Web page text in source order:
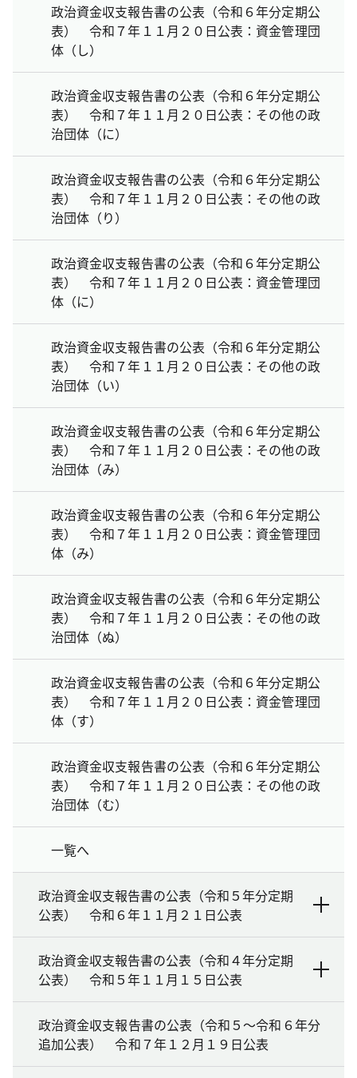
政治資金収支報告書の公表（令和６年分定期公
表） 令和７年１１月２０日公表：資金管理団
体（し）
政治資金収支報告書の公表（令和６年分定期公
表） 令和７年１１月２０日公表：その他の政
治団体（に）
政治資金収支報告書の公表（令和６年分定期公
表） 令和７年１１月２０日公表：その他の政
治団体（り）
政治資金収支報告書の公表（令和６年分定期公
表） 令和７年１１月２０日公表：資金管理団
体（に）
政治資金収支報告書の公表（令和６年分定期公
表） 令和７年１１月２０日公表：その他の政
治団体（い）
政治資金収支報告書の公表（令和６年分定期公
表） 令和７年１１月２０日公表：その他の政
治団体（み）
政治資金収支報告書の公表（令和６年分定期公
表） 令和７年１１月２０日公表：資金管理団
体（み）
政治資金収支報告書の公表（令和６年分定期公
表） 令和７年１１月２０日公表：その他の政
治団体（ぬ）
政治資金収支報告書の公表（令和６年分定期公
表） 令和７年１１月２０日公表：資金管理団
体（す）
政治資金収支報告書の公表（令和６年分定期公
表） 令和７年１１月２０日公表：その他の政
治団体（む）
一覧へ
政治資金収支報告書の公表（令和５年分定期
公表） 令和６年１１月２１日公表
政治資金収支報告書の公表（令和４年分定期
公表） 令和５年１１月１５日公表
政治資金収支報告書の公表（令和５～令和６年分
追加公表） 令和７年１２月１９日公表